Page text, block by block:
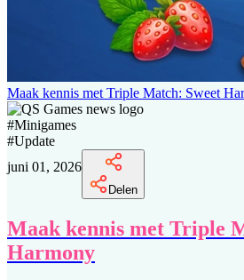
Maak kennis met Triple Match: Sweet
#Minigames
#Update
juni 01, 2026
Delen
Maak kennis met Triple
Harmony